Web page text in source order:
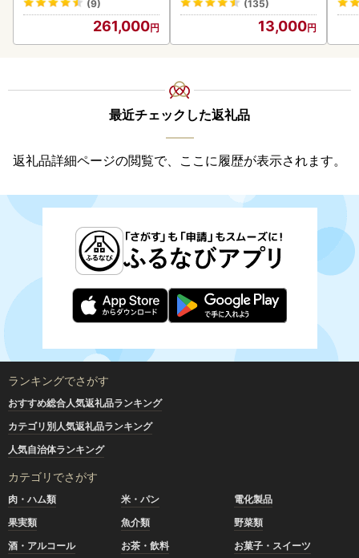
(9)
261,000
(135)
13,000
058
最近チェックした返礼品
返礼品詳細ページの閲覧で、ここに履歴が表示されます。
ランキングでさがす
おすすめ総合人気返礼品ランキング
カテゴリ別人気返礼品ランキング
人気自治体ランキング
カテゴリでさがす
肉・ハム類 米・パン
電化製品
果実類
魚介類
野菜類
酒・アルコール
お茶・飲料
お菓子・スイーツ